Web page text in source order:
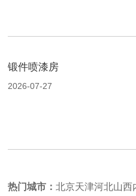
锻件喷漆房
2026-07-27
热门城市：北京天津河北山西